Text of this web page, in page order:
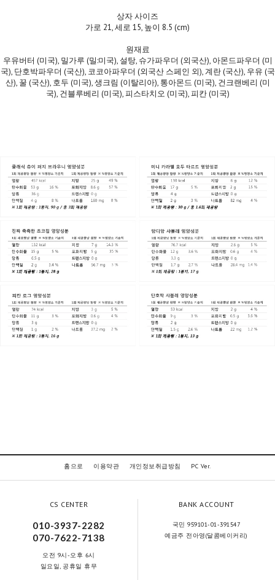
상자 사이즈
가로 21, 세로 15, 높이 8.5 (cm)
원재료
우유버터 (미국), 밀가루 (밀:미국), 설탕, 슈가파우더 (외국산), 아몬드파우더 (미
국), 단호박파우더 (국산), 코코아파우더 (외국산 스페인 외), 계란 (국산), 우유 (국
산), 꿀 (국산), 호두 (미국), 생크림 (이탈리아), 통아몬드 (미국), 건크랜베리 (미
국), 건블루베리 (미국), 피스타치오 (미국), 피칸 (미국)
홈으로 이용약관 개인정보취급방침 PC Ver.
CS CENTER
010-3937-2282
070-7622-7138
오전 9시-오후 6시
일요일, 공휴일 휴무
BANK ACCOUNT
국민 959101-01-391547
예금주 전아영(달콤베이커리)